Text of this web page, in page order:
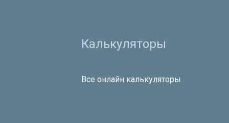
Калькуляторы
Все онлайн калькуляторы